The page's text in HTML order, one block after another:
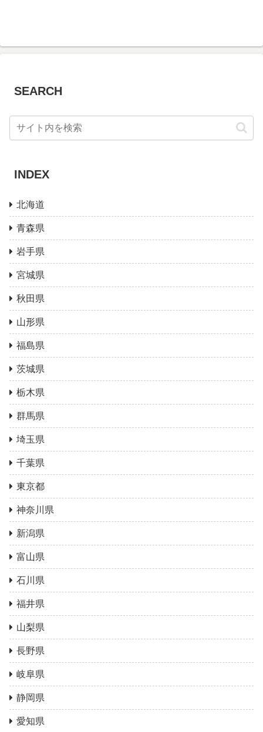
SEARCH
INDEX
北海道
青森県
岩手県
宮城県
秋田県
山形県
福島県
茨城県
栃木県
群馬県
埼玉県
千葉県
東京都
神奈川県
新潟県
富山県
石川県
福井県
山梨県
長野県
岐阜県
静岡県
愛知県